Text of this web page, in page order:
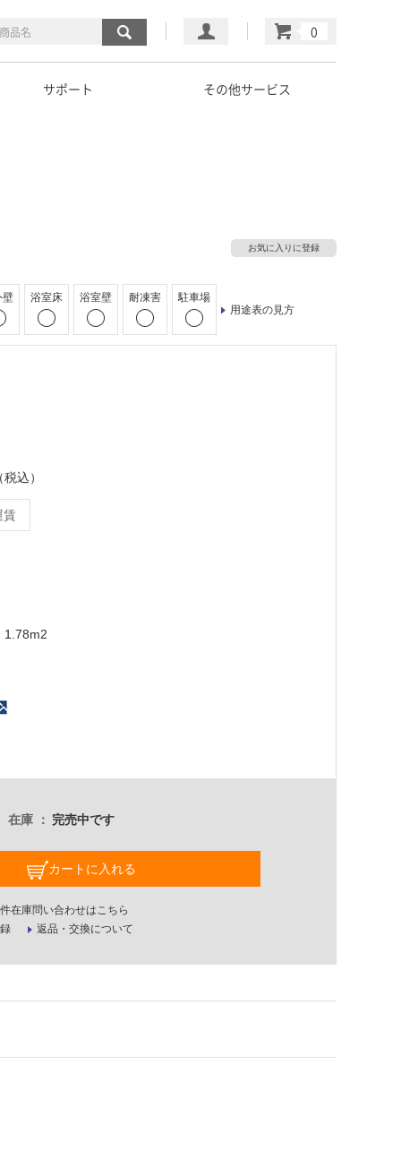
マイページ
カート
サポート その他サービス
お気に入りに登録
壁 浴室床 浴室壁 耐凍害
駐車場
用途表の見方
込）
賃
1.78m2
在庫 完売中です
カートに入れる
在庫問い合わせはこちら
返品・交換について